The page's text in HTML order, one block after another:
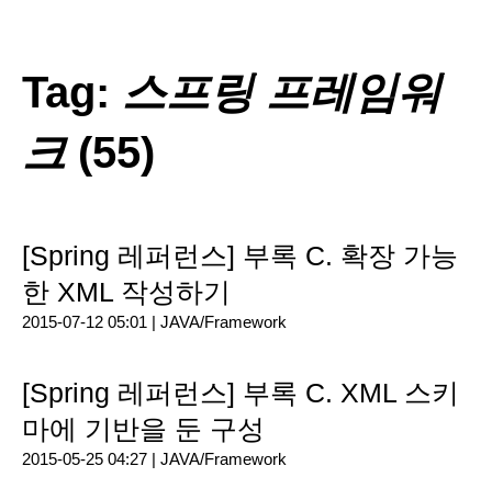
Tag: 스프링 프레임워
크(55)
[Spring 레퍼런스] 부록 C. 확장 가능
한 XML 작성하기
2015-07-12 05:01 | JAVA/Framework
[Spring 레퍼런스] 부록 C. XML 스키
마에 기반을 둔 구성
2015-05-25 04:27 | JAVA/Framework